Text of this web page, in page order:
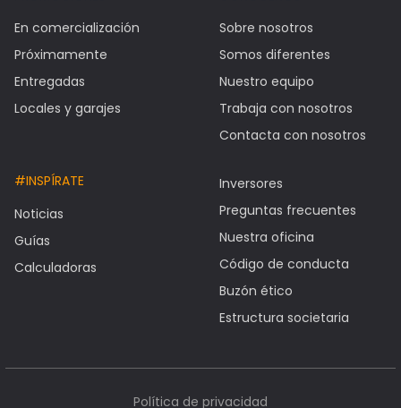
En comercialización
Próximamente
Entregadas
Locales y garajes
Sobre nosotros
Somos diferentes
Nuestro equipo
Trabaja con nosotros
Contacta con nosotros
#INSPÍRATE
Noticias
Guías
Calculadoras
Inversores
Preguntas frecuentes
Nuestra oficina
Código de conducta
Buzón ético
Estructura societaria
Política de privacidad